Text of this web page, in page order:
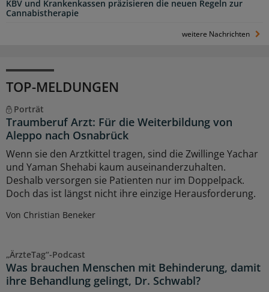
KBV und Krankenkassen präzisieren die neuen Regeln zur
Cannabistherapie
weitere Nachrichten
TOP-MELDUNGEN
Porträt
Traumberuf Arzt: Für die Weiterbildung von
Aleppo nach Osnabrück
Wenn sie den Arztkittel tragen, sind die Zwillinge Yachar
und Yaman Shehabi kaum auseinanderzuhalten.
Deshalb versorgen sie Patienten nur im Doppelpack.
Doch das ist längst nicht ihre einzige Herausforderung.
Von Christian Beneker
„ÄrzteTag“-Podcast
Was brauchen Menschen mit Behinderung, damit
ihre Behandlung gelingt, Dr. Schwabl?